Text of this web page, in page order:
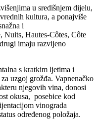
u središnjem dijelu,
kultura, a ponajviše
i
Nuits, Hautes-Côtes, Côte
imaju razvijeno
s kratkim ljetima i
uzgoj grožđa. Vapnenačko
njegovih vina, donosi
okusa, posebice kod
vinograda
određenog položaja.